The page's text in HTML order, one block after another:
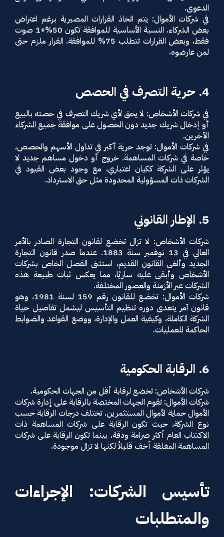
الدعوى.
في شركات الأموال: يتم اتخاذ القرارات المصيرية برغم اعتراض
بعض الشركاء. النسبة الأساسية للموافقة تكون 50%+1 صوت
فقط، وبعض القرارات تتطلب 75% للموافقة. القرار ملزم حتى
لمن عارضوه.
4. حرية التصرف في الحصص
في شركات الأشخاص: لا يحق لأي شريك التصرف في حصته بالبيع
أو إدخال شريك جديد دون الحصول على موافقة جميع الشركاء
الآخرين.
في شركات الأموال: توجد حرية أكبر في تداول الأسهم والحصص،
خاصة في شركات المساهمة. خروج أو دخول مساهم جديد لا
يؤثر على الشركة ككيان اعتباري، مع وجود بعض القيود في
الشركات ذات المسؤولية المحدودة مثل حق الاسترداد.
5. الإطار القانوني
شركات الأشخاص: لا تزال تخضع لقانون التجارة الصادر بالأمر
العالي في 13 نوفمبر سنة 1883. عندما صدر قانون التجارة
الجديد وألغى القانون القديم، استثنى الفصل الخاص بشركات
الأشخاص وأبقى عليه ساريًا، مما يعكس ثبات طبيعة هذه
الشركات عبر الأزمنة والعصور المختلفة.
شركات الأموال: تخضع للقانون رقم 159 لسنة 1981، وهو
قانون آمر يتعدى دوره تنظيم التأسيس ليشمل تفاصيل حياة
الشركة الكاملة، وكيفية العمل والإدارة، ووضع القواعد والضوابط
الحاكمة للعمليات.
6. الرقابة الحكومية
شركات الأشخاص: تخضع لرقابة أقل من الجهات الحكومية.
شركات الأموال: تقوم الجهات المختصة بالرقابة على إدارة شركات
الأموال حماية لأموال المستثمرين. تختلف درجات الرقابة حسب
نوع الشركة، حيث تكون الرقابة على شركات المساهمة ذات
الاكتتاب العام أكثر صرامة ودقة، بينما تكون الرقابة على شركات
المساهمة المغلقة أخف قليلاً لكنها لا تزال موجودة.
تأسيس الشركات: الإجراءات
والمتطلبات